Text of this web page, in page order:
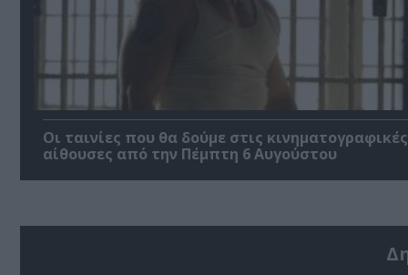
Οι ταινίες που θα δούμε στις κινηματογραφικές
αίθουσες από την Πέμπτη 6 Αυγούστου